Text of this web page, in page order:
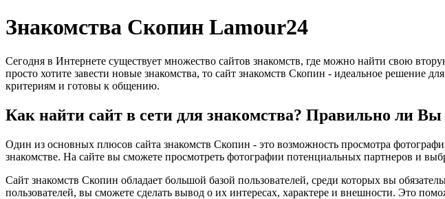
Знакомства Скопин Lamour24
Сегодня в Интернете существует множество сайтов знакомств, где можно найти свою
просто хотите завести новые знакомства, то сайт знакомств Скопин - идеальное решение
критериям и готовы к общению.
Как найти сайт в сети для знакомства? Правильно ли
Один из основных плюсов сайта знакомств Скопин - это возможность просмотра
знакомстве. На сайте вы сможете просмотреть фотографии потенциальных партнеров и
Сайт знакомств Скопин обладает большой базой пользователей, среди которых вы
пользователей, вы сможете сделать вывод о их интересах, характере и внешности. Это